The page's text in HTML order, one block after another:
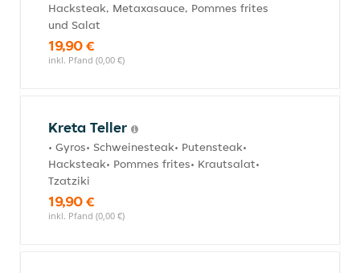
Hacksteak, Metaxasauce, Pommes frites
und Salat
19,90 €
inkl. Pfand (0,00 €)
Kreta Teller
• Gyros• Schweinesteak• Putensteak•
Hacksteak• Pommes frites• Krautsalat•
Tzatziki
19,90 €
inkl. Pfand (0,00 €)